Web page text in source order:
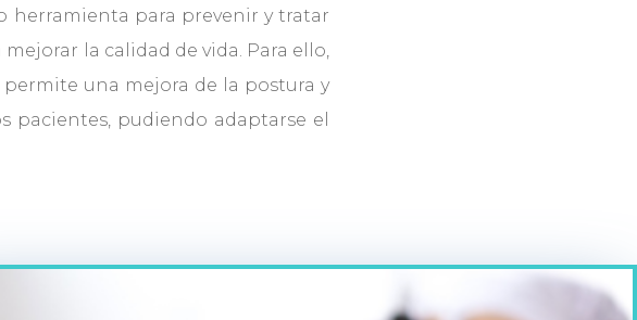
herramienta para prevenir y tratar
la calidad de vida. Para ello,
permite una mejora de la postura y
pacientes, pudiendo adaptarse el